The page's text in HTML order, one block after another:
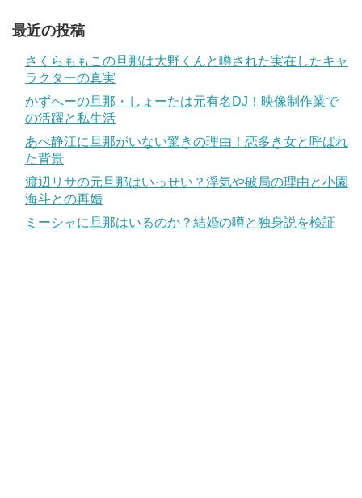
最近の投稿
さくらももこの旦那は大野くんと噂された実在したキャ
ラクターの真実
かずへーの旦那・しょーたは元有名DJ！映像制作業で
の活躍と私生活
あべ静江に旦那がいない驚きの理由！恋多き女と呼ばれ
た背景
渡辺リサの元旦那はいっせい？浮気や破局の理由と小園
海斗との再婚
ミーシャに旦那はいるのか？結婚の噂と独身説を検証